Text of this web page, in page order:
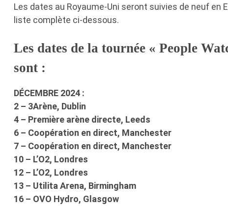
Les dates au Royaume-Uni seront suivies de neuf en
liste complète ci-dessous.
Les dates de la tournée « People
sont :
DÉCEMBRE 2024 :
2 – 3Arène, Dublin
4 – Première arène directe, Leeds
6 – Coopération en direct, Manchester
7 – Coopération en direct, Manchester
10 – L’O2, Londres
12 – L’O2, Londres
13 – Utilita Arena, Birmingham
16 – OVO Hydro, Glasgow